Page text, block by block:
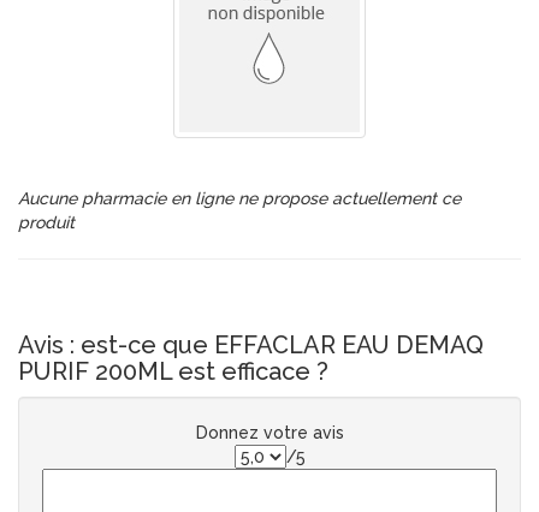
Aucune pharmacie en ligne ne propose actuellement ce
produit
Avis : est-ce que EFFACLAR EAU DEMAQ
PURIF 200ML est efficace ?
Donnez votre avis
/5